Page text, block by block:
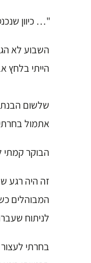
"… כיוון
השבוע לא
הייתי בלחץ
שלשום
אתמול
הבוקר קמתי
זה היה רגע
המבוהלים
לניתוח
בחרתי